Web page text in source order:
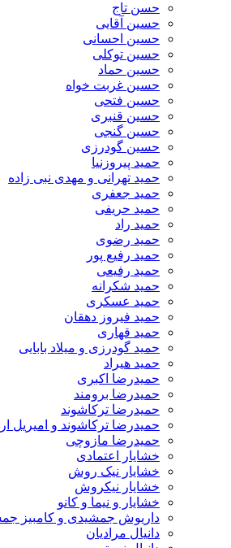
حسن تاج
حسین آقایی
حسین احسانی
حسین توکلی
حسین حماد
حسین غربت خواه
حسین فتحی
حسین قنبری
حسین گنجی
حسین گودرزی
حمید پیروزنیا
حمید تهرانی و مهدی نبی زاده
حمید جعفری
حمید حریفی
حمید راد
حمید رضوی
حمید رفیع پور
حمید رفیعی
حمید شکرانه
حمید عسکری
حمید فیروز دهقان
حمید قهاری
حمید گودرزی و میلاد بابایی
حمید هیراد
حمیدرضا اکبری
حمیدرضا برومند
حمیدرضا ترکاشوند
حمیدرضا ترکاشوند و امیریل ارجمند
حمیدرضا مازوچی
خشایار اعتمادی
خشایار نیک روش
خشایار نیکروش
خشایار و نیما و کانو
داریوش جمشیدی و کامبیز جمشیدی
دانیال مرادیان